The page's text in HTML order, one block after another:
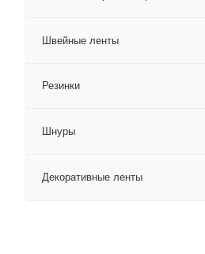
Швейные ленты
Резинки
Шнуры
Декоративные ленты